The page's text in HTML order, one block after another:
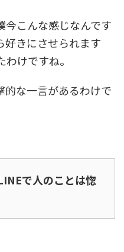
今こんな感じなんです
好きにさせられます
けですね。
的な一言があるわけで
で人のことは惚